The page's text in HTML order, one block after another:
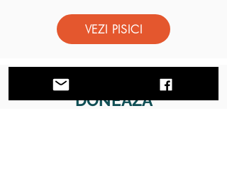
VEZI PISICI
DONEAZA